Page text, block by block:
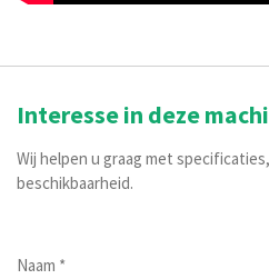
Interesse in deze
Wij helpen u graag met
beschikbaarheid.
Naam *